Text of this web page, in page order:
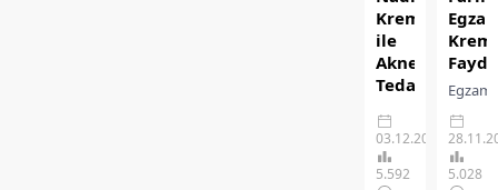
Krem
ile
Akne
Tedavisi
Cilt
Bakımı
Nadixa
03.12.2025
5.592
cildin
5.028